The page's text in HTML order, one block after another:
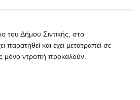
του Δήμου Σιντικής, στο
και έχει μετατραπεί σε
μόνο ντροπή προκαλούν.